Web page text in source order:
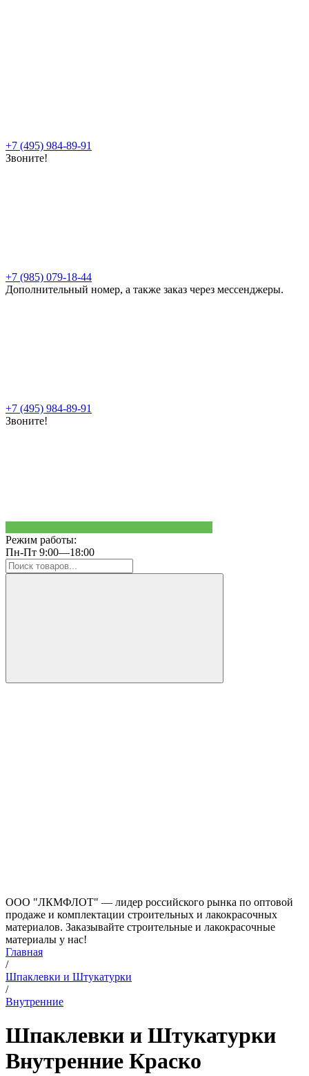
+7 (495) 984-89-91
Звоните!
+7 (985) 079-18-44
Дополнительный номер, а также заказ через мессенджеры.
+7 (495) 984-89-91
Звоните!
Режим работы:
Пн-Пт 9:00—18:00
ООО "ЛКМФЛОТ" — лидер российского рынка по оптовой
продаже и комплектации строительных и лакокрасочных
материалов. Заказывайте строительные и лакокрасочные
материалы у нас!
Главная
/
Шпаклевки и Штукатурки
/
Внутренние
Шпаклевки и Штукатурки
Внутренние Краско